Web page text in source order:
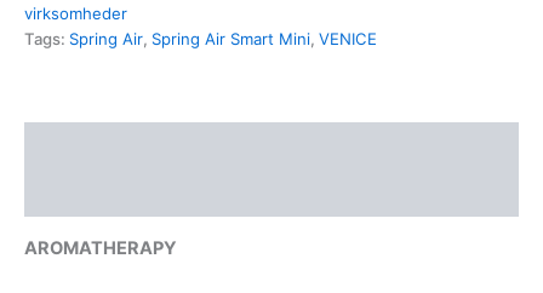
virksomheder
Tags: Spring Air, Spring Air Smart Mini, VENICE
AROMATHERAPY